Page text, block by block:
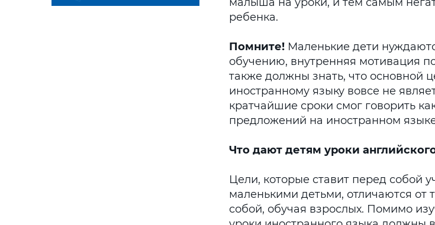
ребенка.
Помните! Маленькие дети
обучению, внутренняя мотивация
также должны знать, что основной
иностранному языку вовсе не
кратчайшие сроки смог говорить
предложений на иностранном
Что дают детям уроки
Цели, которые ставит перед собой
маленькими детьми, отличаются от
собой, обучая взрослых. Помимо